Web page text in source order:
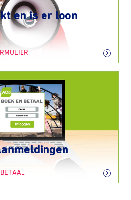
en is er loon
BETAAL